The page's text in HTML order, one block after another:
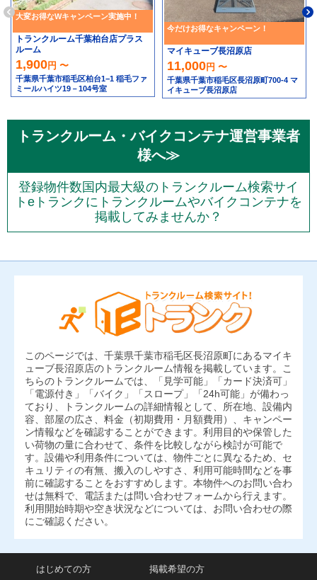
大変お得なWキャンペーン実施中！
トランクルーム千葉柏台店プラス
ルーム
1,900円 〜
千葉県千葉市稲毛区柏台1−1 稲毛ファ
ミールハイツ19－104号室
今だけお得なキャンペーン！
マイキューブ長沼原店
11,000円 〜
千葉県千葉市稲毛区長沼原町700-4 マ
イキューブ長沼原店
トランクルーム・バイクコンテナ運営事業者
様へ≫
登録物件数国内最大級のトランクルーム検索サイ
トeトランクにトランクルームやバイクコンテナを
掲載してみませんか？
このページでは、千葉県千葉市稲毛区長沼原町にあるマイキ
ューブ長沼原店のトランクルーム情報を掲載しています。こ
ちらのトランクルームでは、「見学可能」「カード決済可」
「電源付き」「バイク」「スロープ」「24h可能」が備わっ
ており、トランクルームの詳細情報として、所在地、設備内
容、部屋の広さ、料金（初期費用・月額費用）、キャンペー
ン情報などを確認することができます。利用目的や保管した
い荷物の量に合わせて、条件を比較しながら検討が可能で
す。設備や利用条件については、物件ごとに異なるため、セ
キュリティの有無、搬入のしやすさ、利用可能時間などを事
前に確認することをおすすめします。本物件へのお問い合わ
せは無料で、電話または問い合わせフォームから行えます。
利用開始時期や空き状況などについては、お問い合わせの際
にご確認ください。
はじめての方
掲載希望の方